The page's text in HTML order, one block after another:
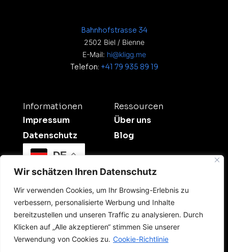
Wir schätzen Ihren Datenschutz
Wir verwenden Cookies, um Ihr Browsing-Erlebnis zu
verbessern, personalisierte Werbung und Inhalte
bereitzustellen und unseren Traffic zu analysieren. Durch
Klicken auf „Alle akzeptieren“ stimmen Sie unserer
Verwendung von Cookies zu. Cookie-Richtlinie
Bahnhofstrasse 34
2502 Biel / Bienne
E-Mail: hi@kligg.me
Telefon: +41 79 935 89 19
Informationen
Impressum
Datenschutz
Ressourcen
Über uns
Blog
DE
©2026 Kligg Studio.
All Rights Reserved. Dein Digitalpartner für